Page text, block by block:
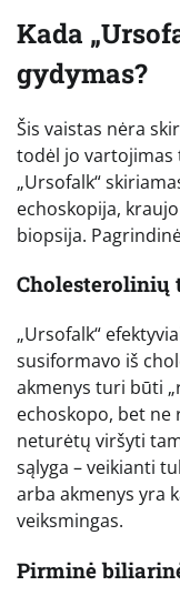
Kada
gydymas?
Šis vaistas nėra
todėl jo vartojimas
„Ursofalk“
echoskopija,
biopsija.
Cholesterolinių
„Ursofalk“
susiformavo iš
akmenys turi būti
echoskopo, bet
neturėtų viršyti
sąlyga – veikianti
arba akmenys yra
veiksmingas.
Pirminė